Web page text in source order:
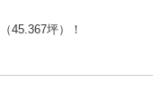
45.367坪）！